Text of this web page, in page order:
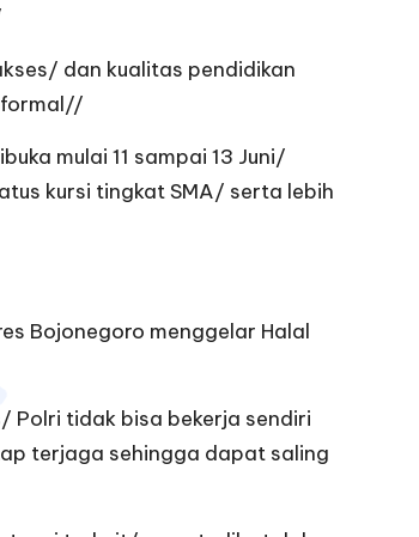
dan kualitas pendidikan
mulai 11 sampai 13 Juni/
kursi tingkat SMA/ serta lebih
Bojonegoro menggelar Halal
Polri tidak bisa bekerja sendiri
terjaga sehingga dapat saling